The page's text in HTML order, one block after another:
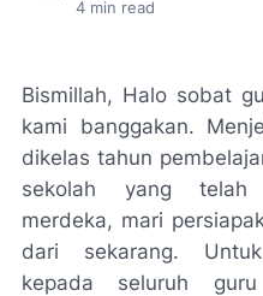
4 min read
Bismillah, Halo sobat
kami banggakan.
dikelas tahun
sekolah yang telah
merdeka, mari
dari sekarang.
kepada seluruh